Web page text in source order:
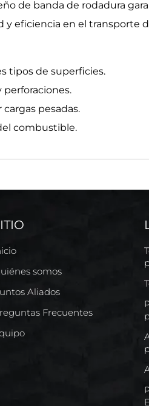
de banda de rodadura
eficiencia en el transporte
tipos de superficies.
perforaciones.
pesadas.
combustible.
somos
Aliados
Frecuentes